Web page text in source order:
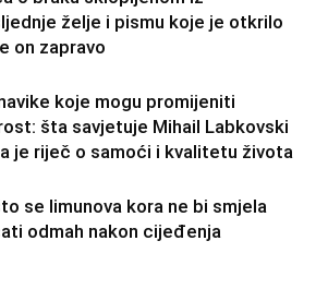
želje i pismu koje je otkrilo
on zapravo
koje mogu promijeniti
šta savjetuje Mihail Labkovski
je riječ o samoći i kvalitetu života
se limunova kora ne bi smjela
odmah nakon cijeđenja